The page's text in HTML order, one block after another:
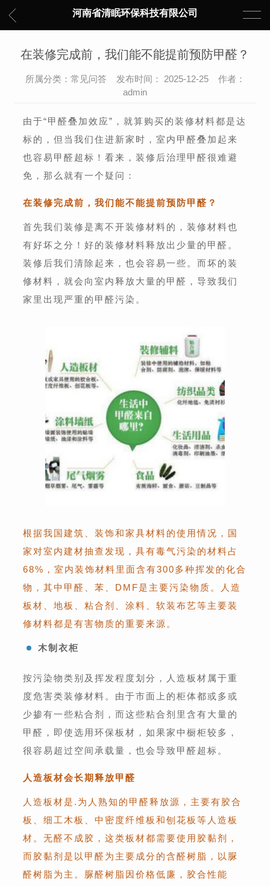
河南省清眠环保科技有限公司
在装修完成前，我们能不能提前预防甲醛？
所属分类：常见问答 发布时间： 2025-12-25 作者：
admin
由于“甲醛叠加效应”，就算购买的装修材料都是达
标的，但当我们住进新家时，室内甲醛叠加起来
也容易甲醛超标！看来，装修后治理甲醛很难避
免，那么就有一个疑问：
在装修完成前，我们能不能提前预防甲醛？
首先我们装修是离不开装修材料的，装修材料也
有好坏之分！好的装修材料释放出少量的甲醛。
装修后我们清除起来，也会容易一些。而坏的装
修材料，就会向室内释放大量的甲醛，导致我们
家里出现严重的甲醛污染。
根据我国建筑、装饰和家具材料的使用情况，国
家对室内建材抽查发现，具有毒气污染的材料占
68%，室内装饰材料里面含有300多种挥发的化合
物，其中甲醛、苯、DMF是主要污染物质。人造
板材、地板、粘合剂、涂料、软装布艺等主要装
修材料都是有害物质的重要来源。
木制衣柜
按污染物类别及挥发程度划分，人造板材属于重
度危害类装修材料。由于市面上的柜体都或多或
少掺有一些粘合剂，而这些粘合剂里含有大量的
甲醛，即使选用环保板材，如果家中橱柜较多，
很容易超过空间承载量，也会导致甲醛超标。
人造板材会长期释放甲醛
人造板材是.为人熟知的甲醛释放源，主要有胶合
板、细工木板、中密度纤维板和刨花板等人造板
材。无醛不成胶，这类板材都需要使用胶黏剂，
而胶黏剂是以甲醛为主要成分的含醛树脂，以脲
醛树脂为主。脲醛树脂因价格低廉，胶合性能